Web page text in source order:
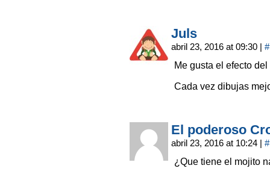
Juls
abril 23, 2016 at 09:30 | #
Me gusta el efecto
Cada vez dibujas
El poderoso
abril 23, 2016 at 10:24 | #
¿Que tiene el mojito